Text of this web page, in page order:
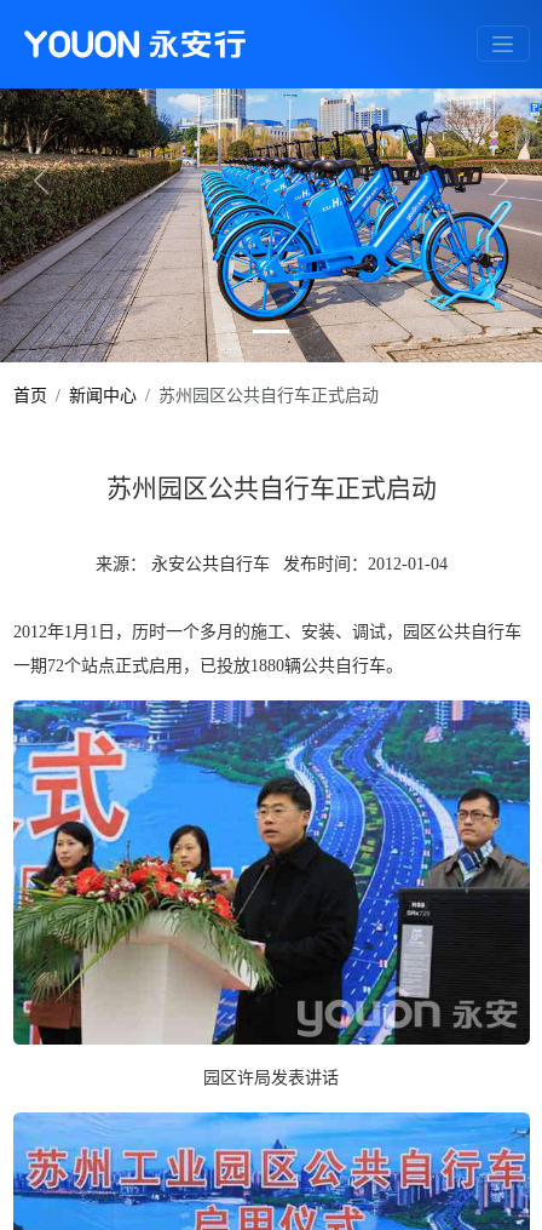
Previous Next
首页 新闻中心 苏州园区公共自行车正式启动
苏州园区公共自行车正式启动
来源： 永安公共自行车 发布时间：2012-01-04
2012年1月1日，历时一个多月的施工、安装、调试，园区公共自行车
一期72个站点正式启用，已投放1880辆公共自行车。
园区许局发表讲话